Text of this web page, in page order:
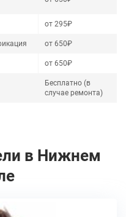
от 295₽
от 650₽
от 650₽
Бесплатно (в
случае ремонта)
в Нижнем